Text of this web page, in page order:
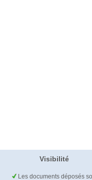
Visibilité
Les documents déposés